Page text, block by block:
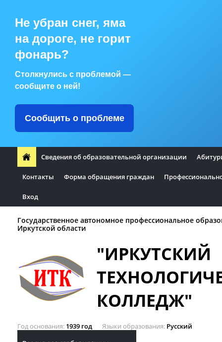
Не убран снег, яма
на дороге, не горит
фонарь?
Столкнулись с проблемой —
сообщите о ней!
Сообщить о проблеме
Сведения об образовательной организации
Контакты Форма обращения граждан
Вход
Государственное автономное профессиональное
Иркутской области
"ИРКУТСКИЙ
КОЛЛЕДЖ"
Год основания 1939 год Языки образования Русский